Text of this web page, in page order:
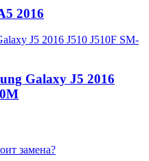
2016
Galaxy J5 2016